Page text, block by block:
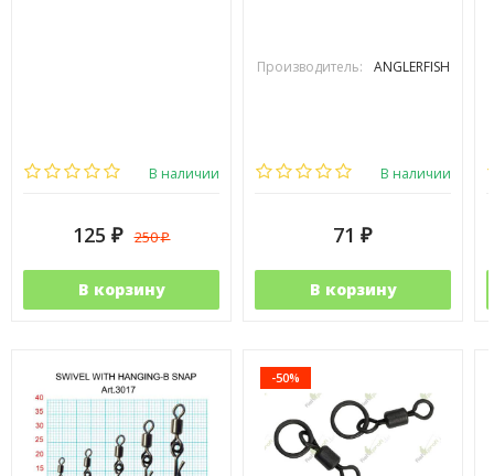
В наличии
125 ₽ 250₽
В корзину
Производитель: ANGLERFISH
В наличии
71 ₽
В корзину
-50%